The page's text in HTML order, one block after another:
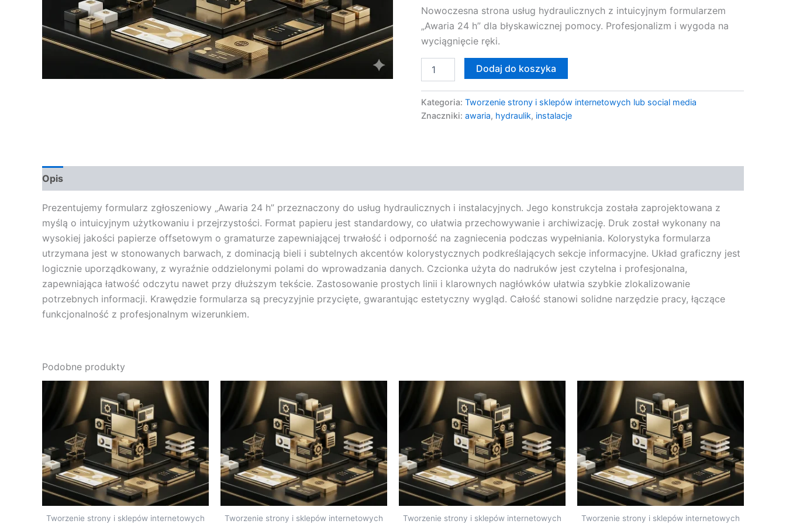
Nowoczesna strona usług hydraulicznych z intuicyjnym formularzem
„Awaria 24 h” dla błyskawicznej pomocy. Profesjonalizm i wygoda na
wyciągnięcie ręki.
Dodaj do koszyka
Kategoria: Tworzenie strony i sklepów internetowych lub social media
Znaczniki: awaria, hydraulik, instalacje
Opis
Prezentujemy formularz zgłoszeniowy „Awaria 24 h” przeznaczony do usług hydraulicznych i instalacyjnych. Jego konstrukcja została zaprojektowana z
myślą o intuicyjnym użytkowaniu i przejrzystości. Format papieru jest standardowy, co ułatwia przechowywanie i archiwizację. Druk został wykonany na
wysokiej jakości papierze offsetowym o gramaturze zapewniającej trwałość i odporność na zagniecenia podczas wypełniania. Kolorystyka formularza
utrzymana jest w stonowanych barwach, z dominacją bieli i subtelnych akcentów kolorystycznych podkreślających sekcje informacyjne. Układ graficzny jest
logicznie uporządkowany, z wyraźnie oddzielonymi polami do wprowadzania danych. Czcionka użyta do nadruków jest czytelna i profesjonalna,
zapewniająca łatwość odczytu nawet przy dłuższym tekście. Zastosowanie prostych linii i klarownych nagłówków ułatwia szybkie zlokalizowanie
potrzebnych informacji. Krawędzie formularza są precyzyjnie przycięte, gwarantując estetyczny wygląd. Całość stanowi solidne narzędzie pracy, łączące
funkcjonalność z profesjonalnym wizerunkiem.
Podobne produkty
Tworzenie strony i sklepów internetowych
Tworzenie strony i sklepów internetowych
Tworzenie strony i sklepów internetowych
Tworzenie strony i sklepów internetowych